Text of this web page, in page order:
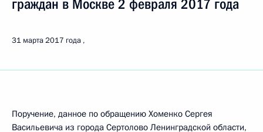
граждан в Москве 2 февраля 2017 года
31 марта 2017 года
Поручение, данное по обращению Хоменко Сергея
Васильевича из города Сертолово Ленинградской области,